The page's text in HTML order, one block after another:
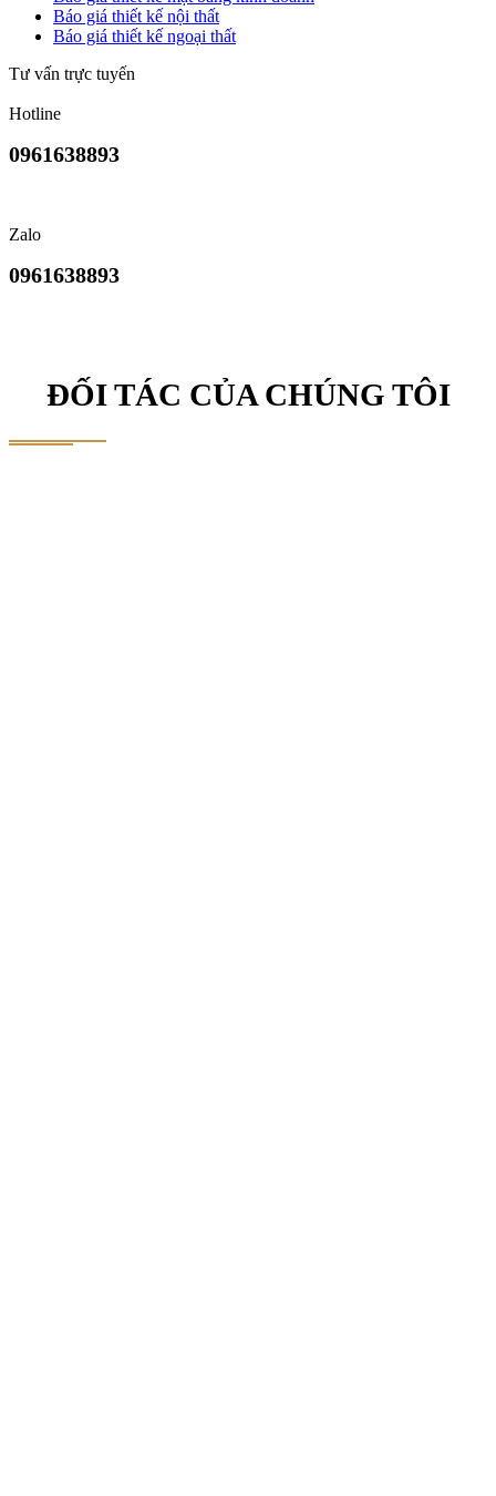
Báo giá thiết kế nội thất
Báo giá thiết kế ngoại thất
Tư vấn trực tuyến
Hotline
0961638893
Zalo
0961638893
ĐỐI TÁC CỦA CHÚNG TÔI